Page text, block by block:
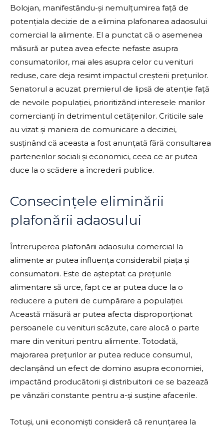
Bolojan, manifestându-și nemulțumirea față de
potențiala decizie de a elimina plafonarea adaosului
comercial la alimente. El a punctat că o asemenea
măsură ar putea avea efecte nefaste asupra
consumatorilor, mai ales asupra celor cu venituri
reduse, care deja resimt impactul creșterii prețurilor.
Senatorul a acuzat premierul de lipsă de atenție față
de nevoile populației, prioritizând interesele marilor
comercianți în detrimentul cetățenilor. Criticile sale
au vizat și maniera de comunicare a deciziei,
susținând că aceasta a fost anunțată fără consultarea
partenerilor sociali și economici, ceea ce ar putea
duce la o scădere a încrederii publice.
Consecințele eliminării
plafonării adaosului
Întreruperea plafonării adaosului comercial la
alimente ar putea influența considerabil piața și
consumatorii. Este de așteptat ca prețurile
alimentare să urce, fapt ce ar putea duce la o
reducere a puterii de cumpărare a populației.
Această măsură ar putea afecta disproporționat
persoanele cu venituri scăzute, care alocă o parte
mare din venituri pentru alimente. Totodată,
majorarea prețurilor ar putea reduce consumul,
declanșând un efect de domino asupra economiei,
impactând producătorii și distribuitorii ce se bazează
pe vânzări constante pentru a-și susține afacerile.
Totuși, unii economiști consideră că renunțarea la